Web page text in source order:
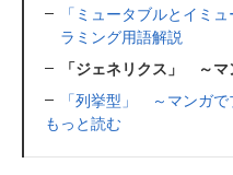
「ミュータブルとイミ
ラミング用語解説
「ジェネリクス」 ～
「列挙型」 ～マンガ
もっと読む